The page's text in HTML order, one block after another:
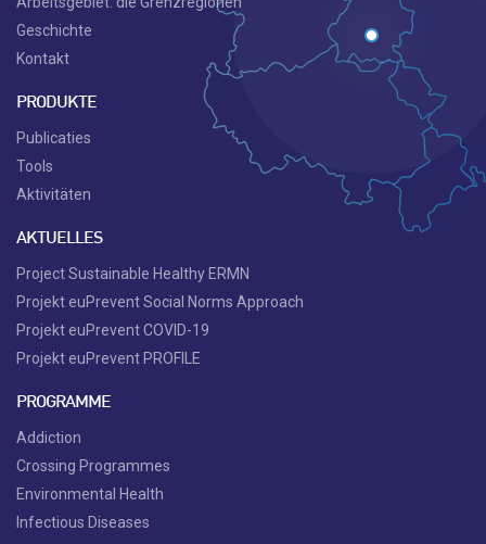
Geschichte
Kontakt
PRODUKTE
Publicaties
Tools
Aktivitäten
AKTUELLES
Project Sustainable Healthy ERMN
Projekt euPrevent Social Norms Approach
Projekt euPrevent COVID-19
Projekt euPrevent PROFILE
PROGRAMME
Addiction
Crossing Programmes
Environmental Health
Infectious Diseases